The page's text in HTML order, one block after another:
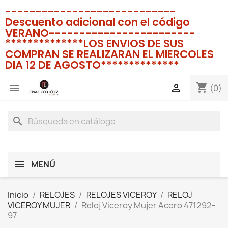
----------------------------
Descuento adicional con el código
VERANO------------------------
**************LOS ENVIOS DE SUS
COMPRAN SE REALIZARAN EL MIERCOLES
DIA 12 DE AGOSTO**************
 shopping_cart (0)

search
MENÚ
Inicio RELOJES RELOJES VICEROY
RELOJ
VICEROY MUJER
Reloj Viceroy Mujer Acero 471292-
97